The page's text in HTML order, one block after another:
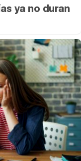
ya no duran